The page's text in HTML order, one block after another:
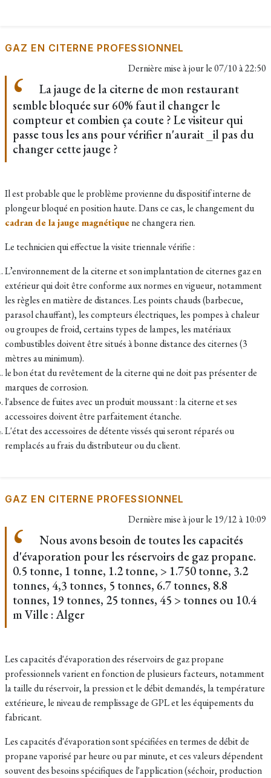
GAZ EN CITERNE PROFESSIONNEL
Dernière mise à jour le07/10 à 22:50
La jauge de la citerne de mon restaurant
semble bloquée sur 60% faut il changer le
compteur et combien ça coute ? Le visiteur qui
passe tous les ans pour vérifier n'aurait _il pas du
changer cette jauge ?
Il est probable que le problème provienne du dispositif interne de
plongeur bloqué en position haute. Dans ce cas, le changement du
cadran de la jauge magnétiquene changera rien.
Le technicien qui effectue la visite triennale vérifie :
L’environnement de la citerne et son implantation de citernes gaz en
extérieur qui doit être conforme aux normes en vigueur, notamment
les règles en matière de distances. Les points chauds (barbecue,
parasol chauffant), les compteurs électriques, les pompes à chaleur
ou groupes de froid, certains types de lampes, les matériaux
combustibles doivent être situés à bonne distance des citernes (3
mètres au minimum).
le bon état du revêtement de la citerne qui ne doit pas présenter de
marques de corrosion.
l'absence de fuites avec un produit moussant : la citerne et ses
accessoires doivent être parfaitement étanche.
L'état des accessoires de détente vissés qui seront réparés ou
remplacés au frais du distributeur ou du client.
GAZ EN CITERNE PROFESSIONNEL
Dernière mise à jour le 19/12 à 10:09
Nous avons besoin de toutes les capacités
d'évaporation pour les réservoirs de gaz propane.
0.5 tonne, 1 tonne, 1.2 tonne, > 1.750 tonne, 3.2
tonnes, 4,3 tonnes, 5 tonnes, 6.7 tonnes, 8.8
tonnes, 19 tonnes, 25 tonnes, 45 > tonnes ou 10.4
m Ville : Alger
Les capacités d'évaporation des réservoirs de gaz propane
professionnels varient en fonction de plusieurs facteurs, notamment
la taille du réservoir, la pression et le débit demandés, la température
extérieure, le niveau de remplissage de GPL et les équipements du
fabricant.
Les capacités d'évaporation sont spécifiées en termes de débit de
propane vaporisé par heure ou par minute, et ces valeurs dépendent
souvent des besoins spécifiques de l'application (séchoir, production